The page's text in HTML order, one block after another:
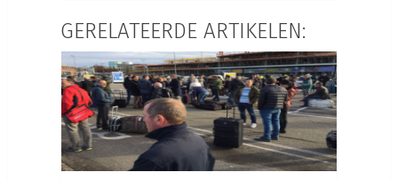
GERELATEERDE ARTIKELEN: